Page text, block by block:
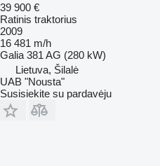
39 900 €
Ratinis traktorius
2009
16 481 m/h
Galia 381 AG (280 kW)
Lietuva, Šilalė
UAB "Nousta"
Susisiekite su pardavėju